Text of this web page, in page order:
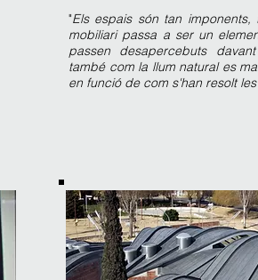
"Els espais són tan
mobiliari passa a ser un
passen desapercebuts
també com la llum natural es
en funció de com s'han resolt